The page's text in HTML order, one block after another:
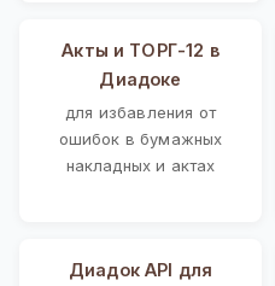
Акты и ТОРГ-12 в
Диадоке
для избавления от
ошибок в бумажных
накладных и актах
Диадок API для